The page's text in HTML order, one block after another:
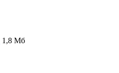
1,8 Мб